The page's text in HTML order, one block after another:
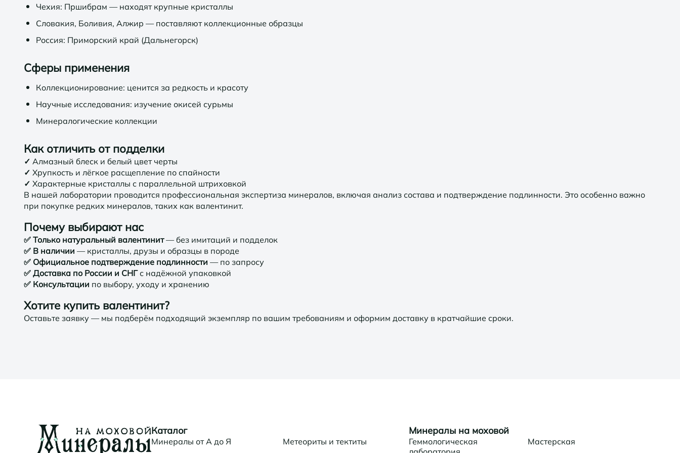
Чехия: Пршибрам — находят крупные кристаллы
Словакия, Боливия, Алжир — поставляют коллекционные образцы
Россия: Приморский край (Дальнегорск)
Сферы применения
Коллекционирование: ценится за редкость и красоту
Научные исследования: изучение окисей сурьмы
Минералогические коллекции
Как отличить от подделки
✓ Алмазный блеск и белый цвет черты
✓ Хрупкость и лёгкое расщепление по спайности
✓ Характерные кристаллы с параллельной штриховкой
В нашей лаборатории проводится профессиональная экспертиза минералов, включая анализ состава и подтверждение подлинности. Это особенно важно
при покупке редких минералов, таких как валентинит.
Почему выбирают нас
✅ Только натуральный валентинит— без имитаций и подделок
✅ В наличии — кристаллы, друзы и образцы в породе
✅ Официальное подтверждение подлинности — по запросу
✅ Доставка по России и СНГс надёжной упаковкой
✅ Консультации по выбору, уходу и хранению
Хотите купить валентинит?
Оставьте заявку — мы подберём подходящий экземпляр по вашим требованиям и оформим доставку в кратчайшие сроки.
Каталог
Минералы от А до Я
Метеориты и тектиты
Минералы на моховой
Геммологическая
Мастерская